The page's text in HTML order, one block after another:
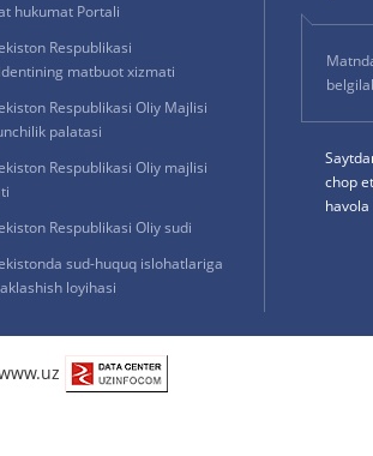
hukumat Portali
Respublikasi
matbuot xizmati
Respublikasi Oliy Majlisi
palatasi
Respublikasi Oliy majlisi
Respublikasi Oliy sudi
sud-huquq islohatlariga
loyihasi
chop